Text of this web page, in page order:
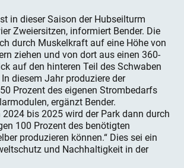
in dieser Saison der Hubseilturm
Zweiersitzen, informiert Bender. Die
durch Muskelkraft auf eine Höhe von
ziehen und von dort aus einen 360-
auf den hinteren Teil des Schwaben
diesem Jahr produziere der
Prozent des eigenen Strombedarfs
ergänzt Bender.
bis 2025 wird der Park dann durch
100 Prozent des benötigten
produzieren können.“ Dies sei ein
und Nachhaltigkeit in der